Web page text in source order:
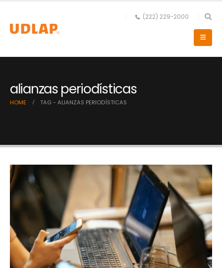
(222) 229-2000
alianzas periodísticas
HOME TAG - ALIANZAS PERIODÍSTICAS